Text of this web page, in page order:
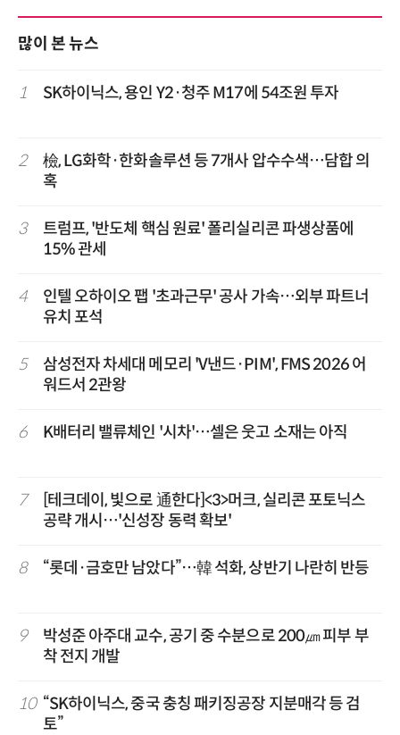
많이 본 뉴스
1 SK하이닉스, 용인 Y2·청주 M17에 54조원 투자
2
檢, LG화학·한화솔루션 등 7개사 압수수색…담합 의
혹
3
트럼프, '반도체 핵심 원료' 폴리실리콘 파생상품에
15% 관세
4
인텔 오하이오 팹 '초과근무' 공사 가속…외부 파트너
유치 포석
5
삼성전자 차세대 메모리 'V낸드·PIM', FMS 2026 어
워드서 2관왕
6 K배터리 밸류체인 '시차'…셀은 웃고 소재는 아직
7
[테크데이, 빛으로 通한다]<3>머크, 실리콘 포토닉스
공략 개시…'신성장 동력 확보'
8 “롯데·금호만 남았다”…韓 석화, 상반기 나란히 반등
9
박성준 아주대 교수, 공기 중 수분으로 200㎛ 피부 부
착 전지 개발
10 “SK하이닉스, 중국 충칭 패키징공장 지분매각 등 검
토”